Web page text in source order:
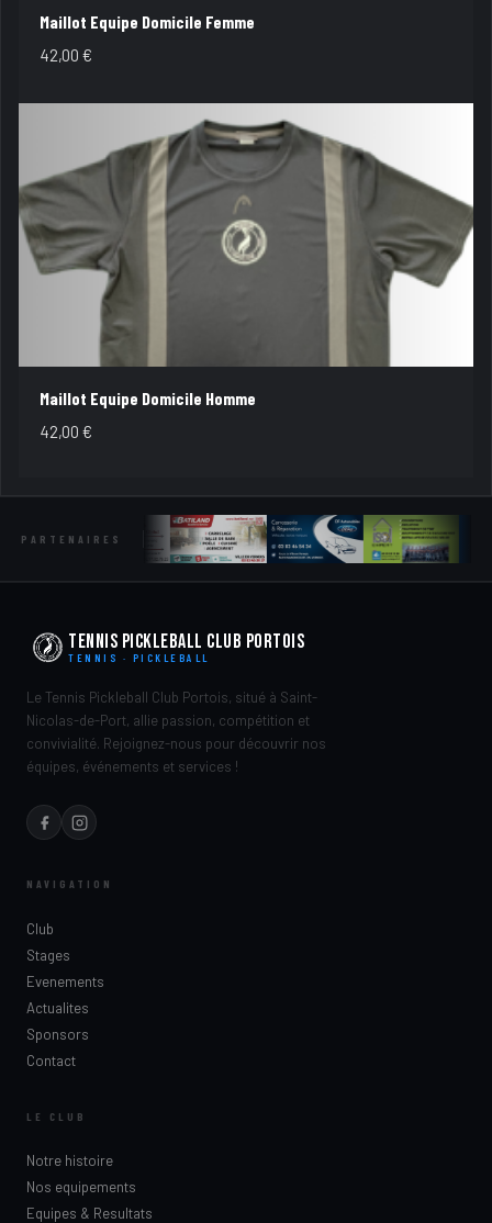
Maillot Equipe Domicile Femme
42,00€
Maillot Equipe Domicile Homme
42,00€
PARTENAIRES
Tennis Pickleball Club Portois
TENNIS · PICKLEBALL
Le Tennis Pickleball Club Portois, situé à Saint-
Nicolas-de-Port, allie passion, compétition et
convivialité. Rejoignez-nous pour découvrir nos
équipes, événements et services !
NAVIGATION
Club
Stages
Evenements
Actualites
Sponsors
Contact
LE CLUB
Notre histoire
Nos equipements
Equipes & Resultats